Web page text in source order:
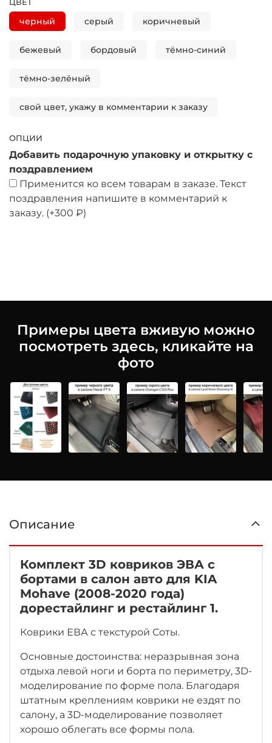
ЦВЕТ
черный серый коричневый
бежевый бордовый тёмно-синий
тёмно-зелёный
свой цвет, укажу в комментарии к заказу
ОПЦИИ
Добавить подарочную упаковку и открытку с
поздравлением
Применится ко всем товарам в заказе. Текст
поздравления напишите в комментарий к
заказу. (+300 ₽)
Примеры цвета вживую можно
посмотреть здесь, кликайте на
фото
Описание
Комплект 3D ковриков ЭВА с
бортами в салон авто для KIA
Mohave (2008-2020 года)
дорестайлинг и рестайлинг 1.
Коврики ЕВА с текстурой Соты.
Основные достоинства: неразрывная зона
отдыха левой ноги и борта по периметру, 3D-
моделирование по форме пола. Благодаря
штатным креплениям коврики не ездят по
салону, а 3D-моделирование позволяет
хорошо облегать все формы пола.